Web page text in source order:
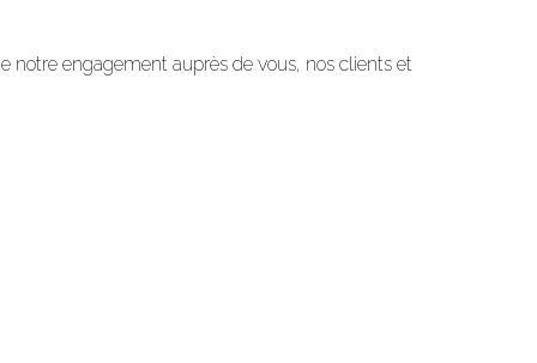
notre engagement auprès de vous, nos clients et